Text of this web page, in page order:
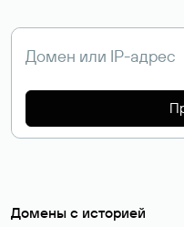
Домены с историей